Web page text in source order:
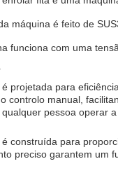
máquina é feito de
funciona com uma
projetada para
controlo manual,
pessoa operar
construída para
preciso garantem um